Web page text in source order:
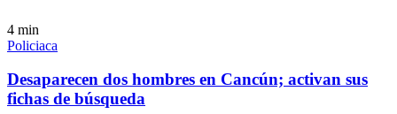
4 min
Policiaca
Desaparecen dos hombres en Cancún; activan sus
fichas de búsqueda